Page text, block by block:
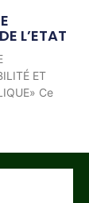
L’ETAT
ET
Ce